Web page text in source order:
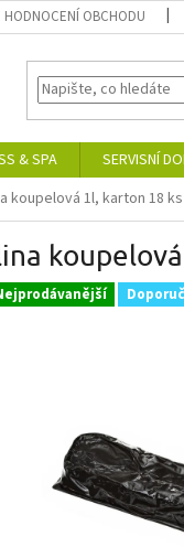
HODNOCENÍ OBCHODU
& SPA SERVISNÍ
koupelová 1l, karton 18 ks